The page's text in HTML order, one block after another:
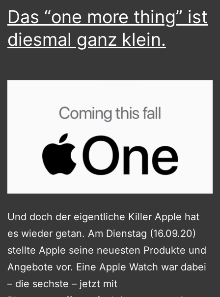
Das “one more thing” ist
diesmal ganz klein.
Und doch der eigentliche Killer Apple hat
es wieder getan. Am Dienstag (16.09.20)
stellte Apple seine neuesten Produkte und
Angebote vor. Eine Apple Watch war dabei
– die sechste – jetzt mit